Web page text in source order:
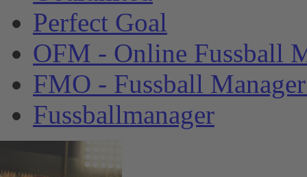
Perfect Goal
OFM - Online Fussball
FMO - Fussball
Fussballmanager